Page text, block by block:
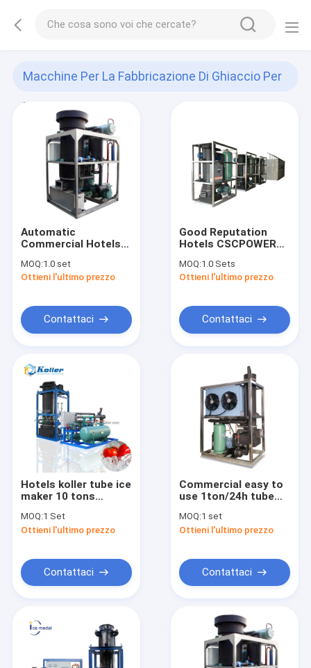
Macchine Per La Fabbricazione Di Ghiaccio Per
Tubi
(13)
Automatic
Commercial Hotels
Ice Cream Tube
Maker Machine
MOQ:1.0 set
Ottieni l'ultimo prezzo
Contattaci
Good Reputation
Hotels CSCPOWER
Machine Price for
Customized
MOQ:1.0 Sets
Ottieni l'ultimo prezzo
Contattaci
Hotels koller tube ice
maker 10 tons
machine price tube
MOQ:1 Set
Ottieni l'ultimo prezzo
Contattaci
Commercial easy to
use 1ton/24h tube
restaurant high
quality tube ice
MOQ:1 set
Ottieni l'ultimo prezzo
Contattaci